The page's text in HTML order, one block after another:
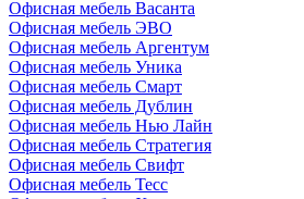
Офисная мебель Васанта
Офисная мебель ЭВО
Офисная мебель Аргентум
Офисная мебель Уника
Офисная мебель Смарт
Офисная мебель Дублин
Офисная мебель Нью Лайн
Офисная мебель Стратегия
Офисная мебель Свифт
Офисная мебель Тесс